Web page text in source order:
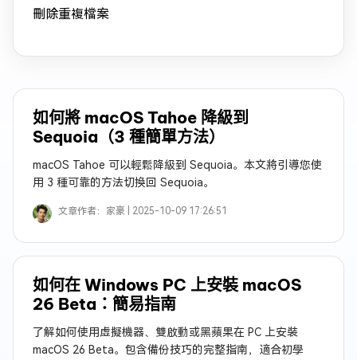
刪除重複檔案
如何將 macOS Tahoe 降級到
Sequoia（3 種簡單方法）
macOS Tahoe 可以輕鬆降級到 Sequoia。本文將引導您使
用 3 種可靠的方法切換回 Sequoia。
文章作者： 家豪 | 2025-10-09 17:26:51
如何在 Windows PC 上安裝 macOS
26 Beta：簡易指南
了解如何使用虛擬機器、雙啟動或黑蘋果在 PC 上安裝
macOS 26 Beta。包含備份技巧的完整指南，適合初學